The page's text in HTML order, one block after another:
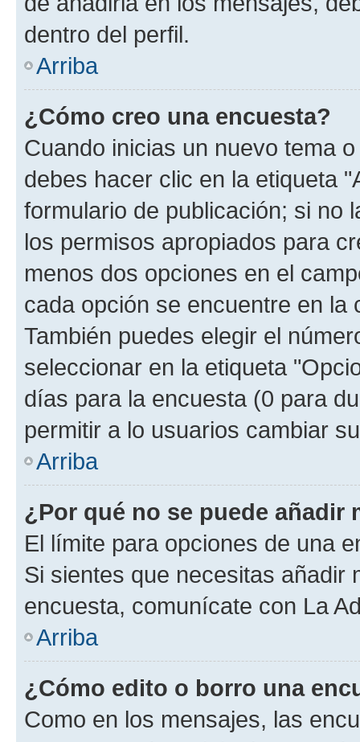
dentro del perfil.
Arriba
¿Cómo creo una encuesta?
Cuando inicias un nuevo tema
debes hacer clic en la etiqueta
formulario de publicación; si no
los permisos apropiados para
menos dos opciones en el
cada opción se encuentre en
También puedes elegir el
seleccionar en la etiqueta
días para la encuesta (0 para
permitir a lo usuarios cambiar
Arriba
¿Por qué no se puede añadir
El límite para opciones de una
Si sientes que necesitas añadir
encuesta, comunícate con La
Arriba
¿Cómo edito o borro una
Como en los mensajes, las